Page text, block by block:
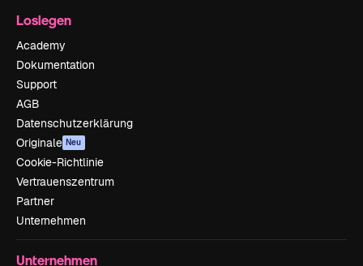
Loslegen
Academy
Dokumentation
Support
AGB
Datenschutzerklärung
Originale Neu
Cookie-Richtlinie
Vertrauenszentrum
Partner
Unternehmen
Unternehmen